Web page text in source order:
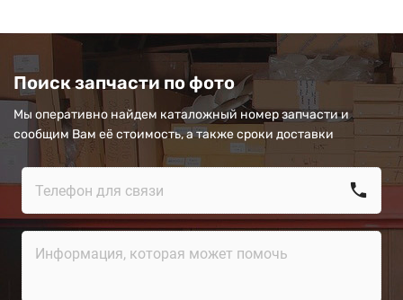
Поиск запчасти по фото
Мы оперативно найдем каталожный номер запчасти и
сообщим Вам её стоимость, а также сроки доставки
call